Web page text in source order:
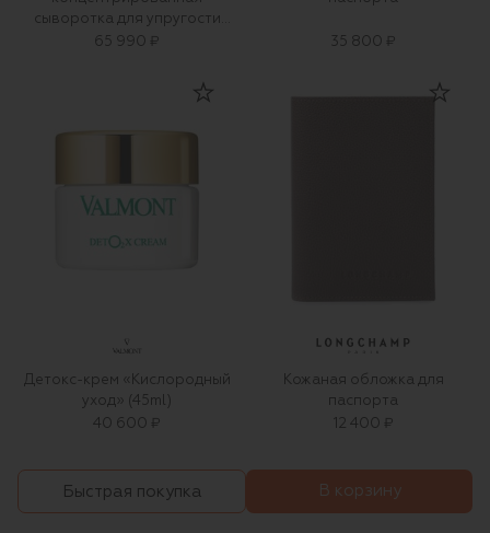
сыворотка для упругости
кожи (30ml)
65 990 ₽ 35 800 ₽
Детокс-крем «Кислородный
уход» (45ml)
40 600 ₽
Кожаная обложка для
паспорта
12 400 ₽
Быстрая покупка В корзину